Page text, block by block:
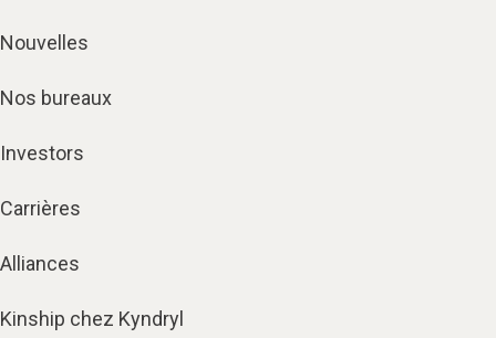
Nouvelles
Nos bureaux
Investors
Carrières
Alliances
Kinship chez Kyndryl